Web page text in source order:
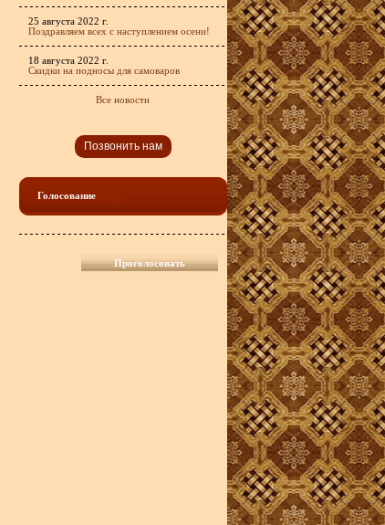
25 августа 2022 г.
Поздравляем всех с наступлением осени!
18 августа 2022 г.
Скидки на подносы для самоваров
Все новости
Позвонить нам
Голосование